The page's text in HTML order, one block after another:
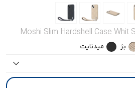
Moshi Slim Hardshell Case Whit
بژ میدنایت